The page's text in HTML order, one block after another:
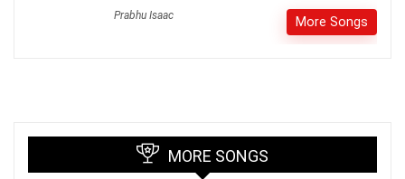
Prabhu Isaac More Songs
MORE SONGS